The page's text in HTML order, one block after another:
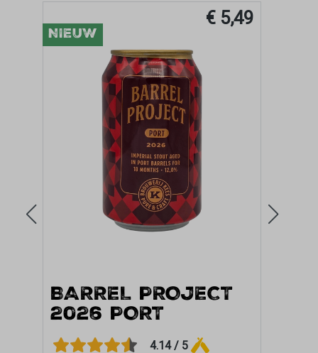
NIEUW
€ 5,49
BARREL PROJECT
2026 PORT
4.14 / 5